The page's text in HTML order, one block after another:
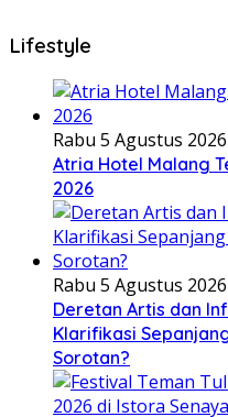
Lifestyle
Rabu 5 Agustus 2026
Atria Hotel Malang
2026
Rabu 5 Agustus 2026
Deretan Artis dan
Klarifikasi
Sorotan?